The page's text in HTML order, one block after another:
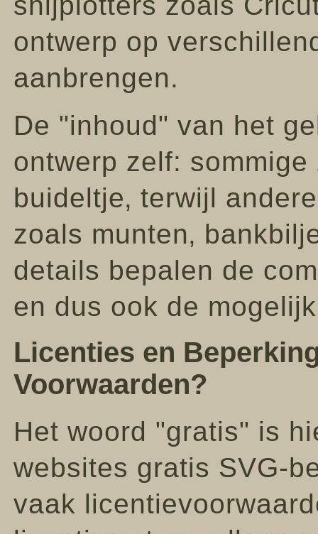
ontwerp op
aanbrengen.
De "inhoud" van het
ontwerp zelf:
buideltje‚ terwijl
zoals munten‚
details bepalen de
en dus ook de
Licenties en
Voorwaarden?
Het woord "gratis" is
websites gratis SVG-
vaak